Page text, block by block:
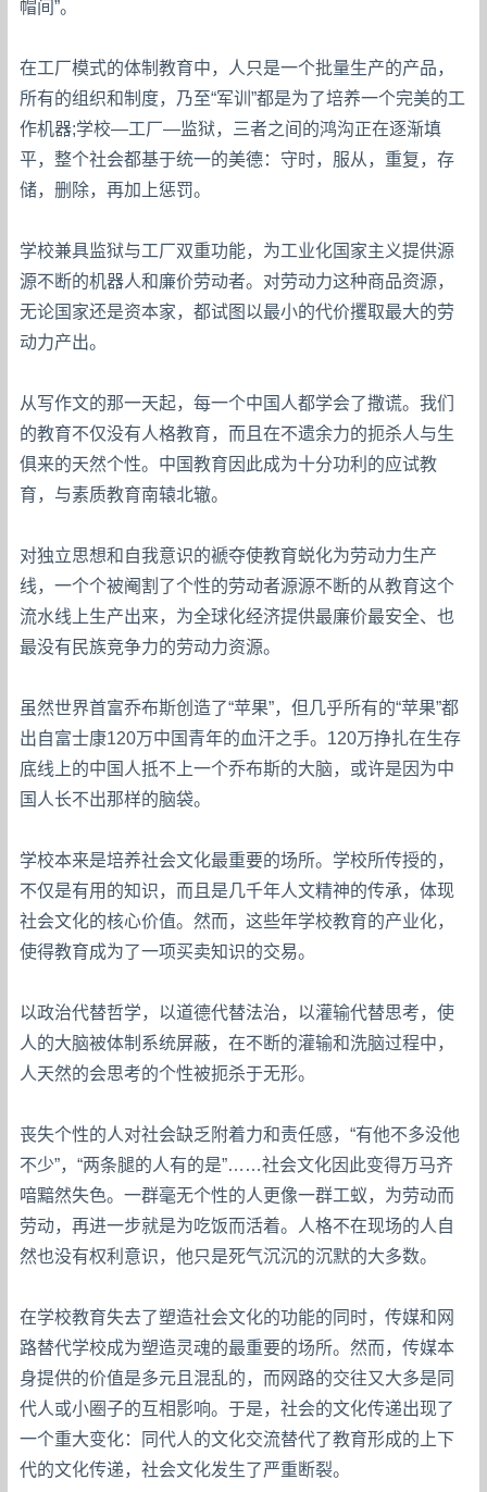
帽间”。
在工厂模式的体制教育中，人只是一个批量生产的产品，
所有的组织和制度，乃至“军训”都是为了培养一个完美的工
作机器;学校—工厂—监狱，三者之间的鸿沟正在逐渐填
平，整个社会都基于统一的美德：守时，服从，重复，存
储，删除，再加上惩罚。
学校兼具监狱与工厂双重功能，为工业化国家主义提供源
源不断的机器人和廉价劳动者。对劳动力这种商品资源，
无论国家还是资本家，都试图以最小的代价攫取最大的劳
动力产出。
从写作文的那一天起，每一个中国人都学会了撒谎。我们
的教育不仅没有人格教育，而且在不遗余力的扼杀人与生
俱来的天然个性。中国教育因此成为十分功利的应试教
育，与素质教育南辕北辙。
对独立思想和自我意识的褫夺使教育蜕化为劳动力生产
线，一个个被阉割了个性的劳动者源源不断的从教育这个
流水线上生产出来，为全球化经济提供最廉价最安全、也
最没有民族竞争力的劳动力资源。
虽然世界首富乔布斯创造了“苹果”，但几乎所有的“苹果”都
出自富士康120万中国青年的血汗之手。120万挣扎在生存
底线上的中国人抵不上一个乔布斯的大脑，或许是因为中
国人长不出那样的脑袋。
学校本来是培养社会文化最重要的场所。学校所传授的，
不仅是有用的知识，而且是几千年人文精神的传承，体现
社会文化的核心价值。然而，这些年学校教育的产业化，
使得教育成为了一项买卖知识的交易。
以政治代替哲学，以道德代替法治，以灌输代替思考，使
人的大脑被体制系统屏蔽，在不断的灌输和洗脑过程中，
人天然的会思考的个性被扼杀于无形。
丧失个性的人对社会缺乏附着力和责任感，“有他不多没他
不少”，“两条腿的人有的是”……社会文化因此变得万马齐
喑黯然失色。一群毫无个性的人更像一群工蚁，为劳动而
劳动，再进一步就是为吃饭而活着。人格不在现场的人自
然也没有权利意识，他只是死气沉沉的沉默的大多数。
在学校教育失去了塑造社会文化的功能的同时，传媒和网
路替代学校成为塑造灵魂的最重要的场所。然而，传媒本
身提供的价值是多元且混乱的，而网路的交往又大多是同
代人或小圈子的互相影响。于是，社会的文化传递出现了
一个重大变化：同代人的文化交流替代了教育形成的上下
代的文化传递，社会文化发生了严重断裂。